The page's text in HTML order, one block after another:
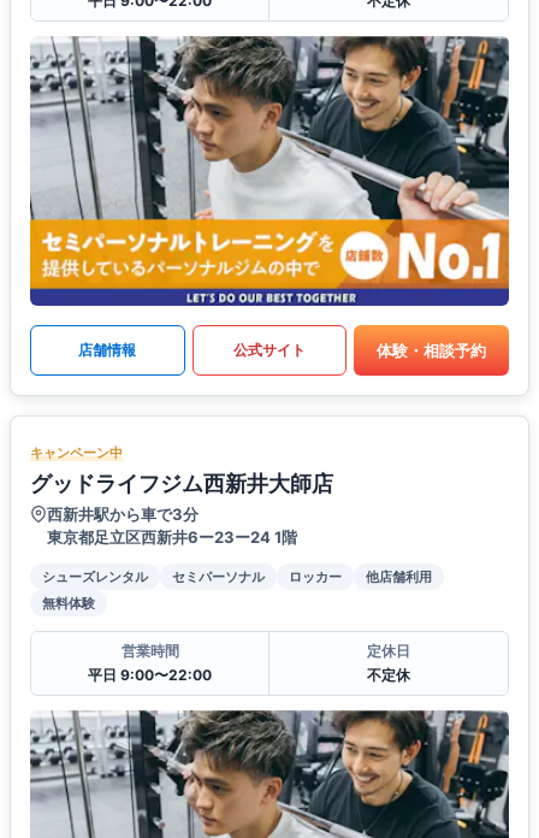
店舗情報 公式サイト 体験・相談予約
キャンペーン中
グッドライフジム西新井大師店
西新井駅から車で3分
東京都足立区西新井6ー23ー24 1階
シューズレンタル セミパーソナル ロッカー
他店舗利用
無料体験
営業時間
平日 9:00〜22:00
定休日
不定休